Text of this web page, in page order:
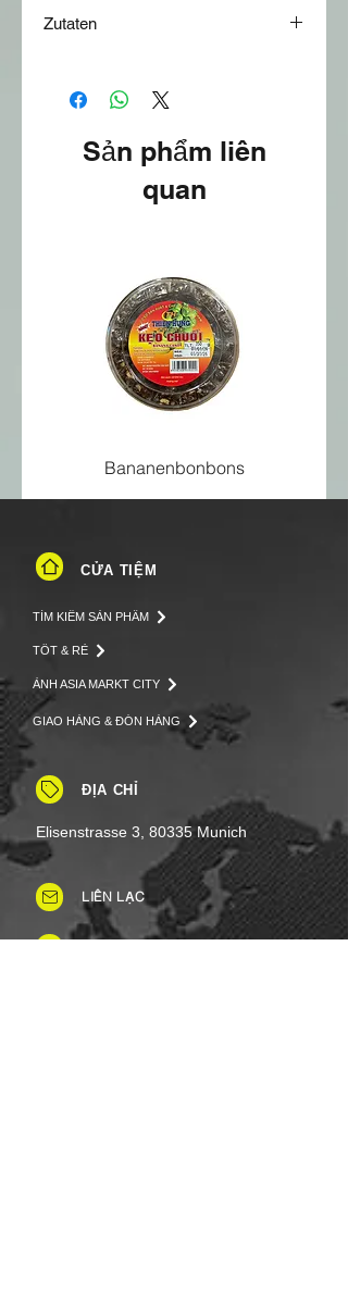
Zutaten
Pflaumengeschmack.
Sản phẩm liên
quan
Bananenbonbons
CỬA TIỆM
TÌM KIẾM SẢN PHẨM
TỐT & RẺ
ẢNH ASIA MARKT CITY
GIAO HÀNG & ĐÓN HÀNG
ĐỊA CHỈ
Elisenstrasse 3, 80335 Munich
LIÊN LẠC